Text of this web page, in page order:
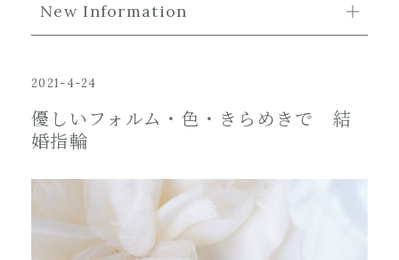
New Information
2021-4-24
優しいフォルム・色・きらめきで 結
婚指輪